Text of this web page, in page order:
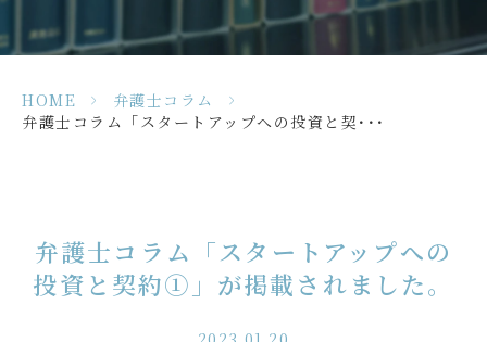
HOME > 弁護士コラム
>
弁護士コラム「スタートアップへの投資と契･･･
弁護士コラム「スタートアップへの
投資と契約①」が掲載されました。